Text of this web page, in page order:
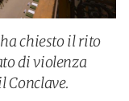
chiesto il rito
di violenza
Conclave.